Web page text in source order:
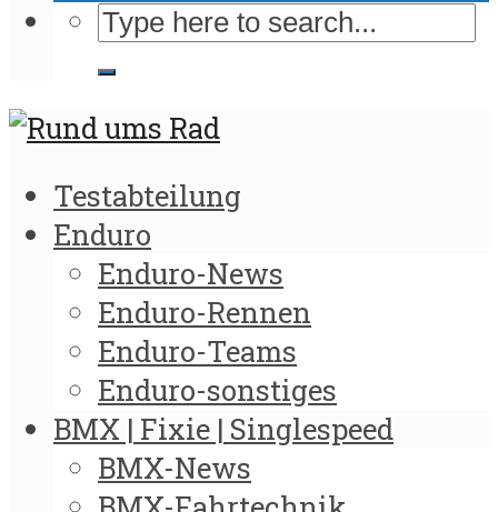
Testabteilung
Enduro
Enduro-News
Enduro-Rennen
Enduro-Teams
Enduro-sonstiges
BMX | Fixie | Singlespeed
BMX-News